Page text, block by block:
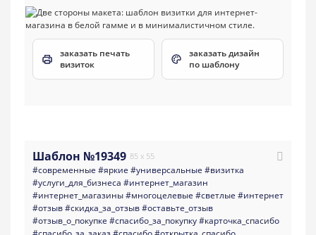
заказать печать
визиток
заказать дизайн
по шаблону
Шаблон №19349 85 x 55
#современные #яркие #универсальные #визитка
#услуги_для_бизнеса #интернет_магазин
#интернет_магазины#многоцелевые #светлые #интернет
#отзыв#скидка_за_отзыв#оставьте_отзыв
#отзыв_о_покупке #спасибо_за_покупку#карточка_спасибо